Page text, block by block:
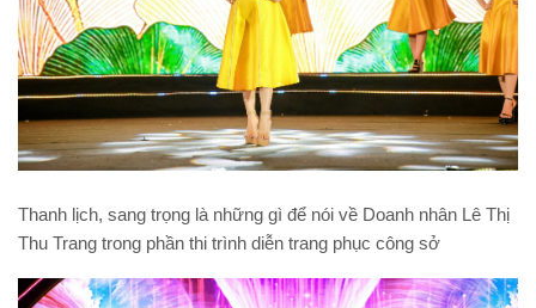
Thanh lịch, sang trọng là những gì để nói về Doanh nhân Lê Thị
Thu Trang trong phần thi trình diễn trang phục công sở